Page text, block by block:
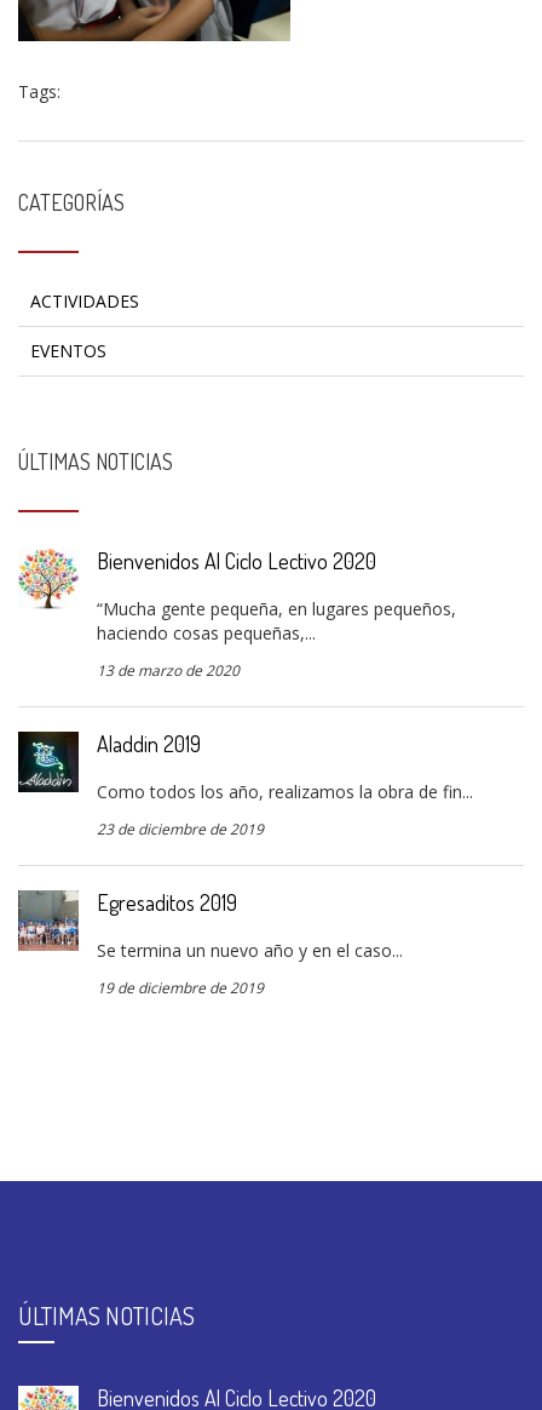
Tags:
CATEGORÍAS
ACTIVIDADES
EVENTOS
ÚLTIMAS NOTICIAS
Bienvenidos Al Ciclo Lectivo 2020
“Mucha gente pequeña, en lugares pequeños,
haciendo cosas pequeñas,...
13 de marzo de 2020
Aladdin 2019
Como todos los año, realizamos la obra de fin...
23 de diciembre de 2019
Egresaditos 2019
Se termina un nuevo año y en el caso...
19 de diciembre de 2019
ÚLTIMAS NOTICIAS
Bienvenidos Al Ciclo Lectivo 2020